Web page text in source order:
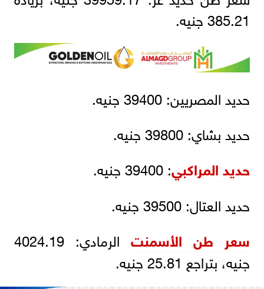
385.21 جنيه.
حديد المصريين: 39400 جنيه.
حديد بشاي: 39800 جنيه.
حديد المراكبي: 39400 جنيه.
حديد العتال: 39500 جنيه.
سعر طن الأسمنت
الرمادي: 4024.19
جنيه، بتراجع 25.81 جنيه.